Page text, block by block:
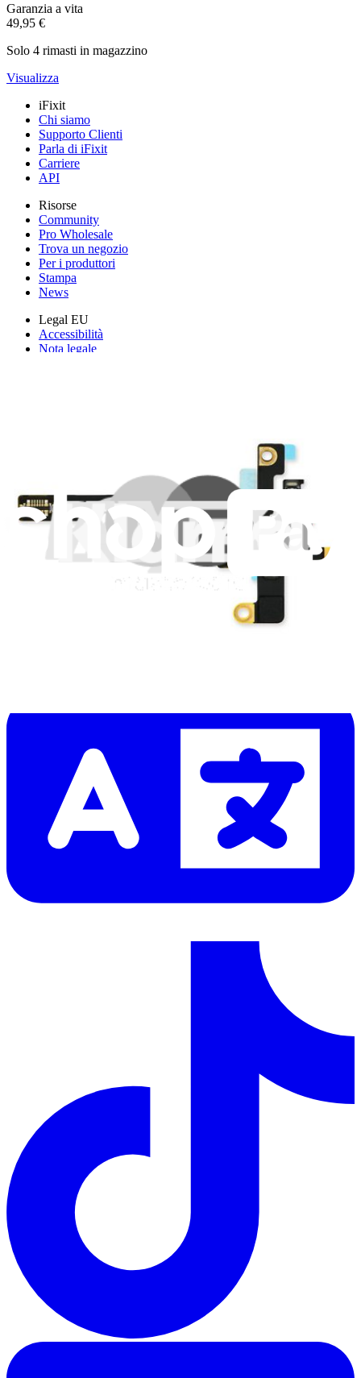
Garanzia a vita
49,95 €
Solo 4 rimasti in magazzino
Visualizza
iFixit
Chi siamo
Supporto Clienti
Parla di iFixit
Carriere
API
Risorse
Community
Pro Wholesale
Trova un negozio
Per i produttori
Stampa
News
Legal EU
Accessibilità
Nota legale
Scarica l'applicazione